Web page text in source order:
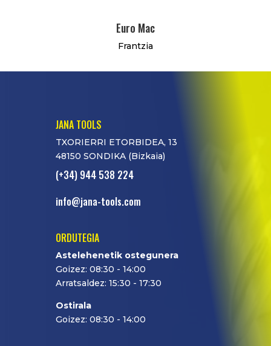
Euro Mac
Frantzia
JANA TOOLS
TXORIERRI ETORBIDEA, 13
48150 SONDIKA (Bizkaia)
(+34) 944 538 224
info@jana-tools.com
ORDUTEGIA
Astelehenetik ostegunera
Goizez: 08:30 - 14:00
Arratsaldez: 15:30 - 17:30
Ostirala
Goizez: 08:30 - 14:00